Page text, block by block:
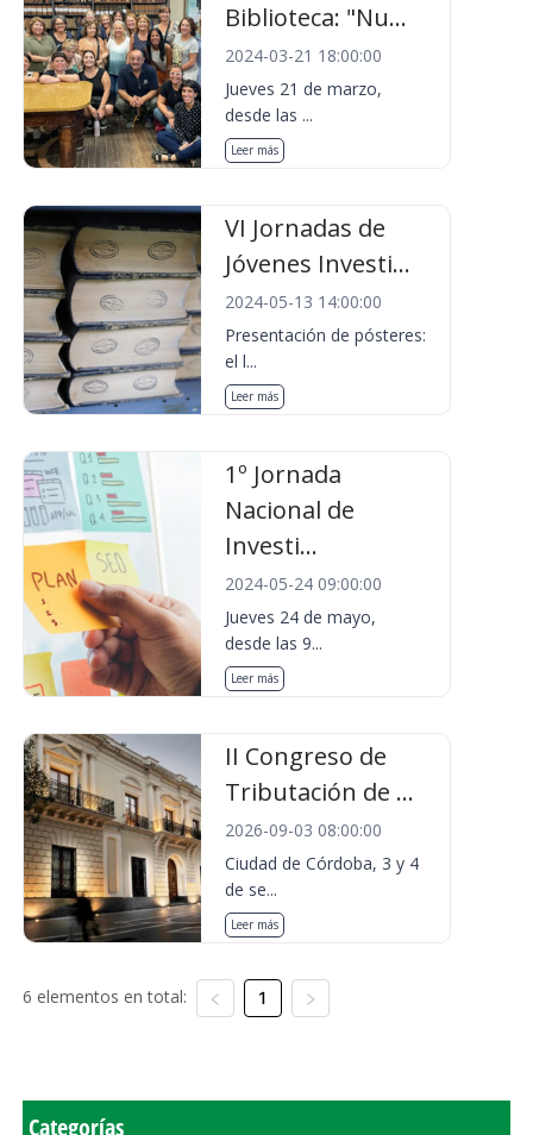
Biblioteca: "Nu...
2024-03-21 18:00:00
Jueves 21 de marzo,
desde las ...
Leer más
VI Jornadas de
Jóvenes Investi...
2024-05-13 14:00:00
Presentación de pósteres:
el l...
Leer más
1º Jornada
Nacional de
Investi...
2024-05-24 09:00:00
Jueves 24 de mayo,
desde las 9...
Leer más
II Congreso de
Tributación de ...
2026-09-03 08:00:00
Ciudad de Córdoba, 3 y 4
de se...
Leer más
6 elementos en total: 1
Categorías